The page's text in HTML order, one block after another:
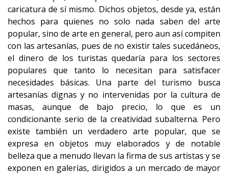
caricatura de sí mismo. Dichos objetos, desde ya, están
hechos para quienes no solo nada saben del arte
popular, sino de arte en general, pero aun así compiten
con las artesanías, pues de no existir tales sucedáneos,
el dinero de los turistas quedaría para los sectores
populares que tanto lo necesitan para satisfacer
necesidades básicas. Una parte del turismo busca
artesanías dignas y no intervenidas por la cultura de
masas, aunque de bajo precio, lo que es un
condicionante serio de la creatividad subalterna. Pero
existe también un verdadero arte popular, que se
expresa en objetos muy elaborados y de notable
belleza que a menudo llevan la firma de sus artistas y se
exponen en galerías, dirigidos a un mercado de mayor